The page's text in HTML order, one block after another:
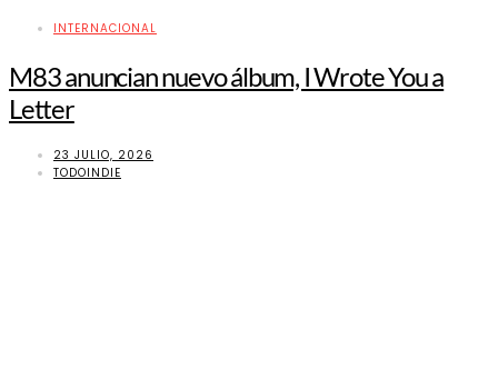
INTERNACIONAL
M83 anuncian nuevo álbum, I Wrote You a
Letter
23 JULIO, 2026
TODOINDIE